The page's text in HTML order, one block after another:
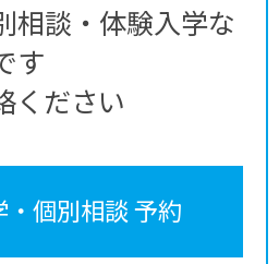
相談・体験入学な
す
ください
・個別相談 予約